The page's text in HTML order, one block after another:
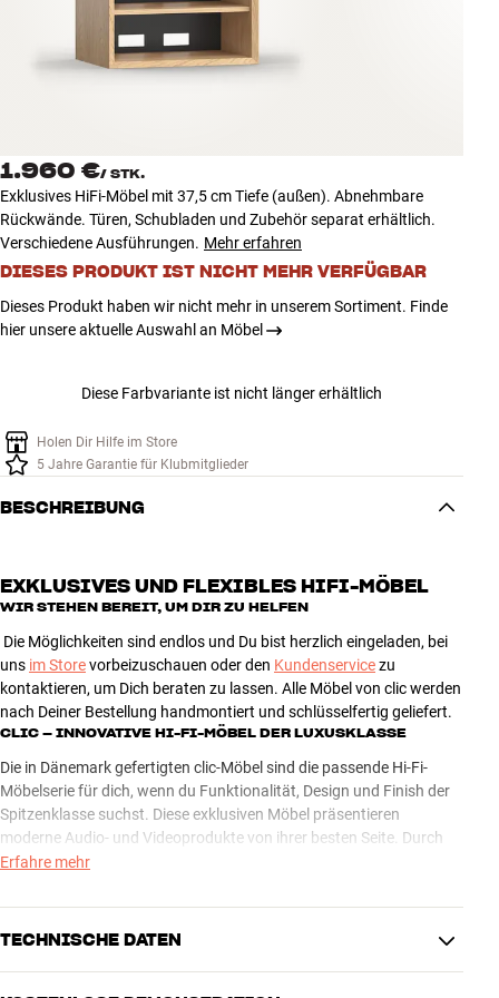
Zubehör
INSPIRATION
NEUHEITEN
ANGEBOTE
Store Finden
Kundendienst
Bauen mit Klang
1.960 €/ STK.
Exklusives HiFi-Möbel mit 37,5 cm Tiefe (außen). Abnehmbare
Rückwände. Türen, Schubladen und Zubehör separat erhältlich.
Verschiedene Ausführungen. Mehr erfahren
DIESES PRODUKT IST NICHT MEHR VERFÜGBAR
Dieses Produkt haben wir nicht mehr in unserem Sortiment. Finde
hier unsere aktuelle Auswahl an Möbel
Diese Farbvariante ist nicht länger erhältlich
Holen Dir Hilfe im Store
5 Jahre Garantie für Klubmitglieder
BESCHREIBUNG
EXKLUSIVES UND FLEXIBLES HIFI-MÖBEL
WIR STEHEN BEREIT, UM DIR ZU HELFEN
Die Möglichkeiten sind endlos und Du bist herzlich eingeladen, bei
uns im Storevorbeizuschauen oder den Kundenservicezu
kontaktieren, um Dich beraten zu lassen. Alle Möbel von clic werden
nach Deiner Bestellung handmontiert und schlüsselfertig geliefert.
CLIC – INNOVATIVE HI-FI-MÖBEL DER LUXUSKLASSE
Die in Dänemark gefertigten clic-Möbel sind die passende Hi-Fi-
Möbelserie für dich, wenn du Funktionalität, Design und Finish der
Spitzenklasse suchst. Diese exklusiven Möbel präsentieren
moderne Audio- und Videoprodukte von ihrer besten Seite. Durch
das elegante Design und die unzähligen
Einrichtung und Musikanlage immer deine clic-Lösung.
Erfahre mehr
TECHNISCHE DATEN